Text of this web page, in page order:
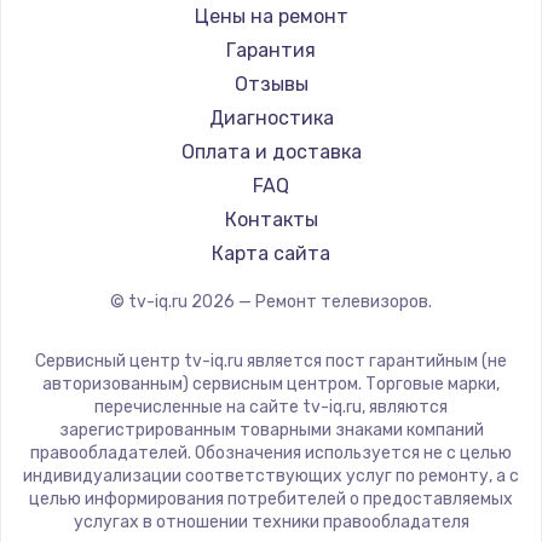
Замена видеокарты
1600 руб.
Ремонт разъема питания
880 руб.
Заказать
Замена видеочипа
Заказать
Замена северного моста
2600 руб.
Заказать
Daewoo
Centek
Telefunken
Hyundai
Doffler
Hiper
Grundig
HITACHI
Yandex
National
iFFALCON
Tuvio
Nord
Цены на ремонт
Гарантия
Отзывы
Диагностика
Оплата и доставка
FAQ
Контакты
Карта сайта
© tv-iq.ru 2026 — Ремонт телевизоров.
Сервисный центр tv-iq.ru является пост гарантийным (не
авторизованным) сервисным центром. Торговые марки,
перечисленные на сайте tv-iq.ru, являются
зарегистрированным товарными знаками компаний
правообладателей. Обозначения используется не с целью
индивидуализации соответствующих услуг по ремонту, а с
целью информирования потребителей о предоставляемых
услугах в отношении техники правообладателя